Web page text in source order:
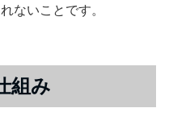
ないことです。
組み